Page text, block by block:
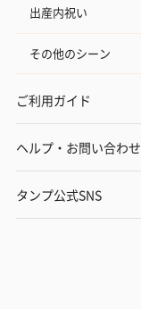
出産内祝い
その他のシーン
ご利用ガイド
ヘルプ・お問い合わせ
タンプ公式SNS